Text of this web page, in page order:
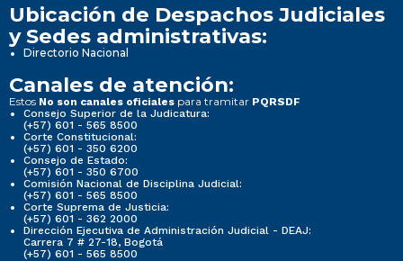
Ubicación de Despachos Judiciales
y Sedes administrativas:
Directorio Nacional
Canales de atención:
Estos No son canales oficiales para tramitar PQRSDF
Consejo Superior de la Judicatura:
(+57) 601 - 565 8500
Corte Constitucional:
(+57) 601 - 350 6200
Consejo de Estado:
(+57) 601 - 350 6700
Comisión Nacional de Disciplina Judicial:
(+57) 601 - 565 8500
Corte Suprema de Justicia:
(+57) 601 - 362 2000
Dirección Ejecutiva de Administración Judicial - DEAJ:
Carrera 7 # 27-18, Bogotá
(+57) 601 - 565 8500